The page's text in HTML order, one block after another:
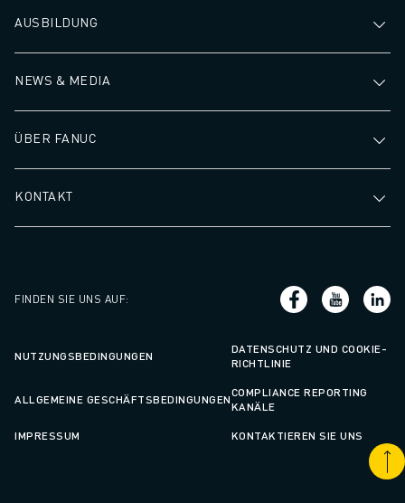
AUSBILDUNG
NEWS & MEDIA
ÜBER FANUC
KONTAKT
FINDEN SIE UNS AUF:
NUTZUNGSBEDINGUNGEN
DATENSCHUTZ UND COOKIE-
RICHTLINIE
ALLGEMEINE GESCHÄFTSBEDINGUNGEN
COMPLIANCE REPORTING
KANÄLE
IMPRESSUM KONTAKTIEREN SIE UNS